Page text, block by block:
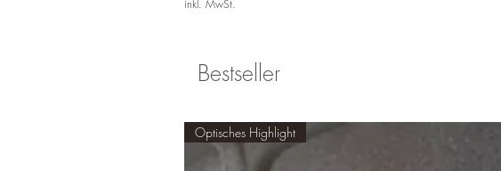
inkl. MwSt.
Bestseller
Optisches Highlight